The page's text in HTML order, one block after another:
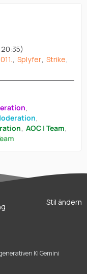
20:35)
Splyfer Strike
AOC | Team
Stil ändern
KI Gemini